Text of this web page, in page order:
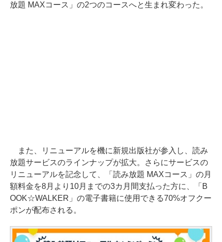
放題 MAXコース」の2つのコースへと生まれ変わった。
また、リニューアルを機に新規出版社が参入し、読み
放題サービスのラインナップが拡大。さらにサービスの
リニューアルを記念して、「読み放題 MAXコース」の月
額料金を8月より10月までの3カ月間支払った方に、「B
OOK☆WALKER」の電子書籍に使用できる70%オフクー
ポンが配布される。